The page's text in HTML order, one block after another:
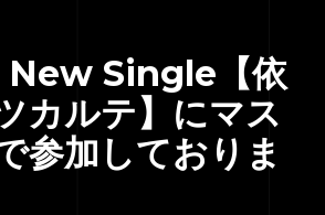
New Single【依
カルテ】にマス
参加しておりま